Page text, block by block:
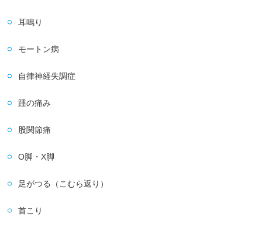
耳鳴り
モートン病
自律神経失調症
踵の痛み
股関節痛
O脚・X脚
足がつる（こむら返り）
首こり